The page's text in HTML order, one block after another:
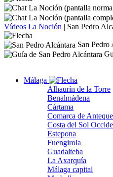
Vídeos La Noción | San Pedro
San Pedro
Málaga
Alhaurín de la Torre
Benalmádena
Cártama
Comarca de
Costa del Sol
Estepona
Fuengirola
Guadalteba
La Axarquía
Málaga capital